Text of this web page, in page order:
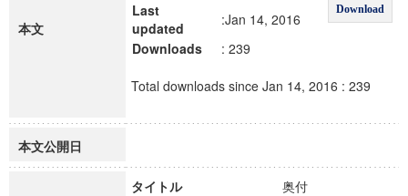
本文
Download
Last
updated
:Jan 14, 2016
Downloads
: 239
Total downloads since Jan 14, 2016 : 239
本文公開日
タイトル
奥付